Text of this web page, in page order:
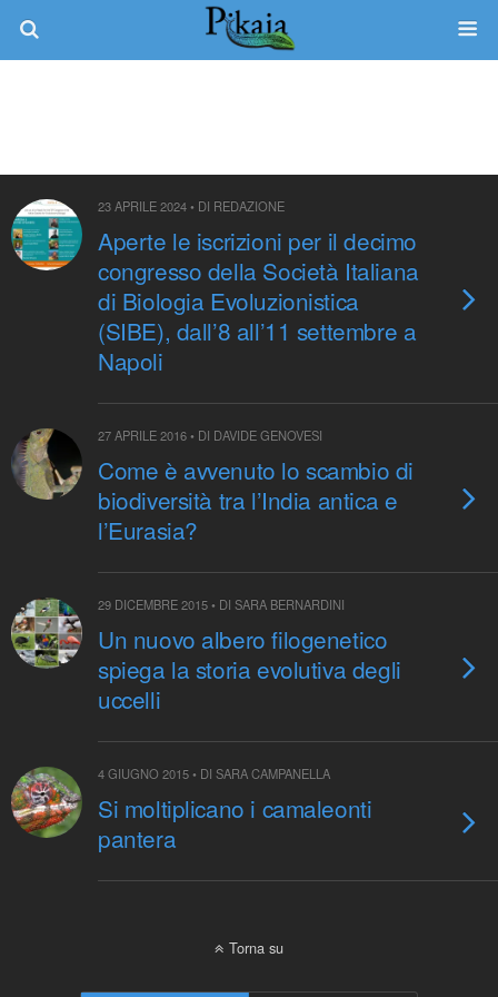
23 APRILE 2024 • DI REDAZIONE
Aperte le iscrizioni per il decimo
congresso della Società Italiana
di Biologia Evoluzionistica
(SIBE), dall’8 all’11 settembre a
Napoli
27 APRILE 2016 • DI DAVIDE GENOVESI
Come è avvenuto lo scambio di
biodiversità tra l’India antica e
l’Eurasia?
29 DICEMBRE 2015 • DI SARA BERNARDINI
Un nuovo albero filogenetico
spiega la storia evolutiva degli
uccelli
4 GIUGNO 2015 • DI SARA CAMPANELLA
Si moltiplicano i camaleonti
pantera
Torna su